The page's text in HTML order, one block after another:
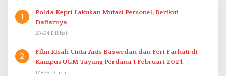
1
Polda Kepri Lakukan Mutasi Personel, Berikut
Daftarnya
23424 Dilihat
2
Film Kisah Cinta Anis Baswedan dan Feri Farhati di
Kampus UGM Tayang Perdana 1 Februari 2024
17839 Dilihat